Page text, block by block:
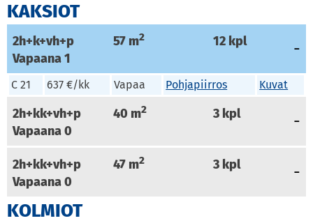
KAKSIOT
2h+k+vh+p 57m2 12 kpl
Vapaana1
C 21 637 €/kk Vapaa Pohjapiirros Kuvat
2h+kk+vh+p 40 m2 3 kpl
Vapaana0
2h+kk+vh+p 47m2 3 kpl
Vapaana0
KOLMIOT